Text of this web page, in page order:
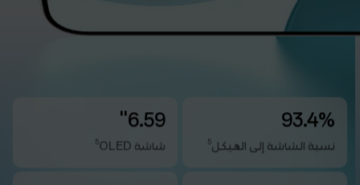
6.59''
‏شاشة OLED‏ 5
93.4%
نسبة الشاشة إلى الهيكل5